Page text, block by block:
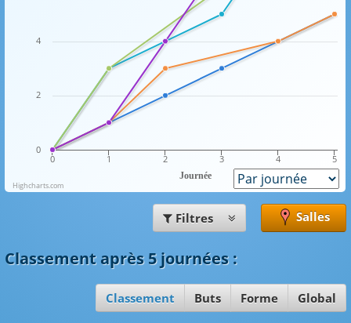
Journée
0 1 2 3 4 5
0
2
4
Highcharts.com
Filtres Salles
Classement après 5 journées:
Classement Buts Forme Global